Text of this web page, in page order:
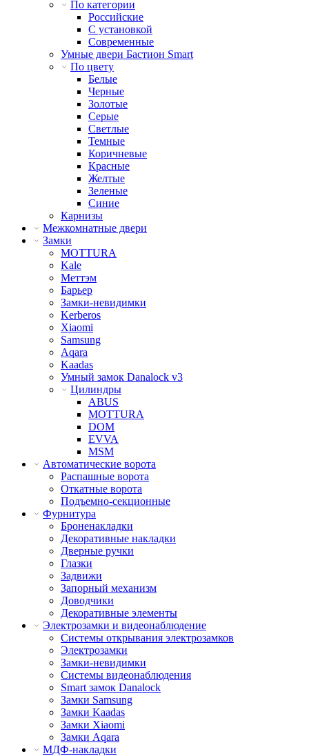
По категории
Российские
С установкой
Современные
Умные двери Бастион Smart
По цвету
Белые
Черные
Золотые
Серые
Светлые
Темные
Коричневые
Красные
Желтые
Зеленые
Синие
Карнизы
Межкомнатные двери
Замки
MOTTURA
Kale
Меттэм
Барьер
Замки-невидимки
Kerberos
Xiaomi
Samsung
Aqara
Kaadas
Умный замок Danalock v3
Цилиндры
ABUS
MOTTURA
DOM
EVVA
MSM
Автоматические ворота
Распашные ворота
Откатные ворота
Подъемно-секционные
Фурнитура
Броненакладки
Декоративные накладки
Дверные ручки
Глазки
Задвижи
Запорный механизм
Доводчики
Декоративные элементы
Электрозамки и видеонаблюдение
Системы открывания электрозамков
Электрозамки
Замки-невидимки
Системы видеонаблюдения
Smart замок Danalock
Замки Samsung
Замки Kaadas
Замки Xiaomi
Замки Aqara
МДФ-накладки